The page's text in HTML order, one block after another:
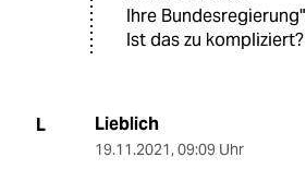
Ihre Bundesregierung"
Ist das zu kompliziert?
L Lieblich
19.11.2021, 09:09 Uhr